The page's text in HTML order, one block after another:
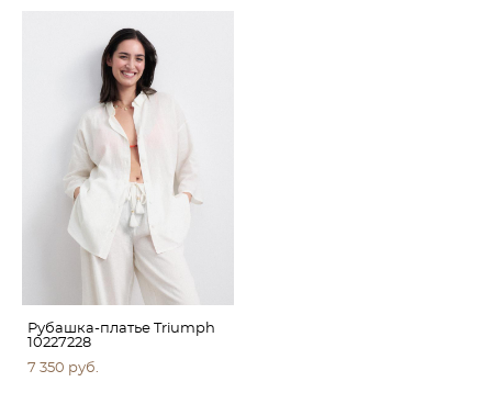
Рубашка-платье Triumph
10227228
7 350 pуб.